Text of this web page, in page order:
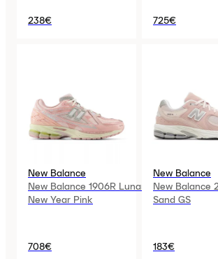
238€ 725€
New Balance
New Balance 1906R Lunar
New Year Pink
708€
New Balance
New Balance
Sand GS
183€